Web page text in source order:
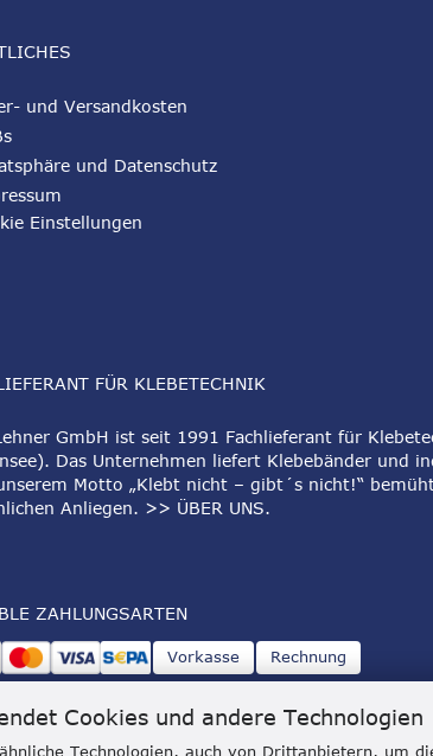
Cookies und andere Technologien
Technologien, auch von Drittanbietern, um
und Versandkosten
und Datenschutz
Einstellungen
FÜR KLEBETECHNIK
GmbH ist seit 1991 Fachlieferant für
Das Unternehmen liefert Klebebänder und
Motto „Klebt nicht – gibt´s nicht!“
Anliegen. >> ÜBER UNS.
ZAHLUNGSARTEN
Vorkasse Rechnung